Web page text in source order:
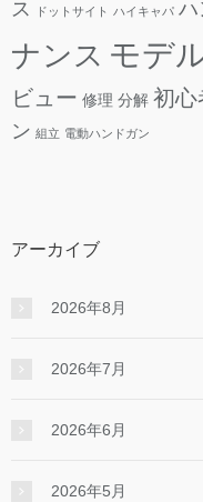
ス ドットサイト ハイキャパ ハ
ナンス モデ
ビュー 修理 分解 初心
ン 組立 電動ハンドガン
アーカイブ
2026年8月
2026年7月
2026年6月
2026年5月